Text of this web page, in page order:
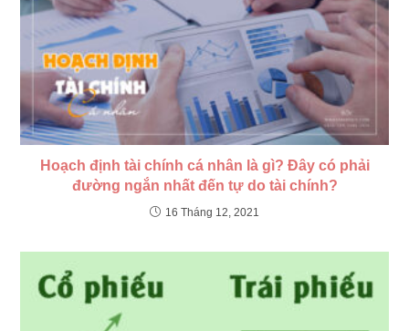
Hoạch định tài chính cá nhân là gì? Đây có phải
đường ngắn nhất đến tự do tài chính?
16 Tháng 12, 2021